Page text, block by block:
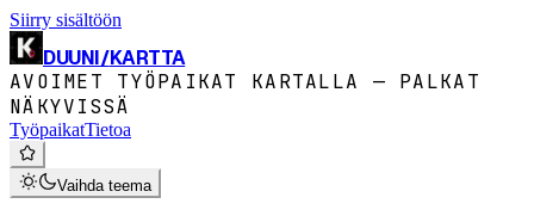
Siirry sisältöön
DUUNI/KARTTA
AVOIMET TYÖPAIKAT KARTALLA — PALKAT
NÄKYVISSÄ
TyöpaikatTietoa
Vaihda teema